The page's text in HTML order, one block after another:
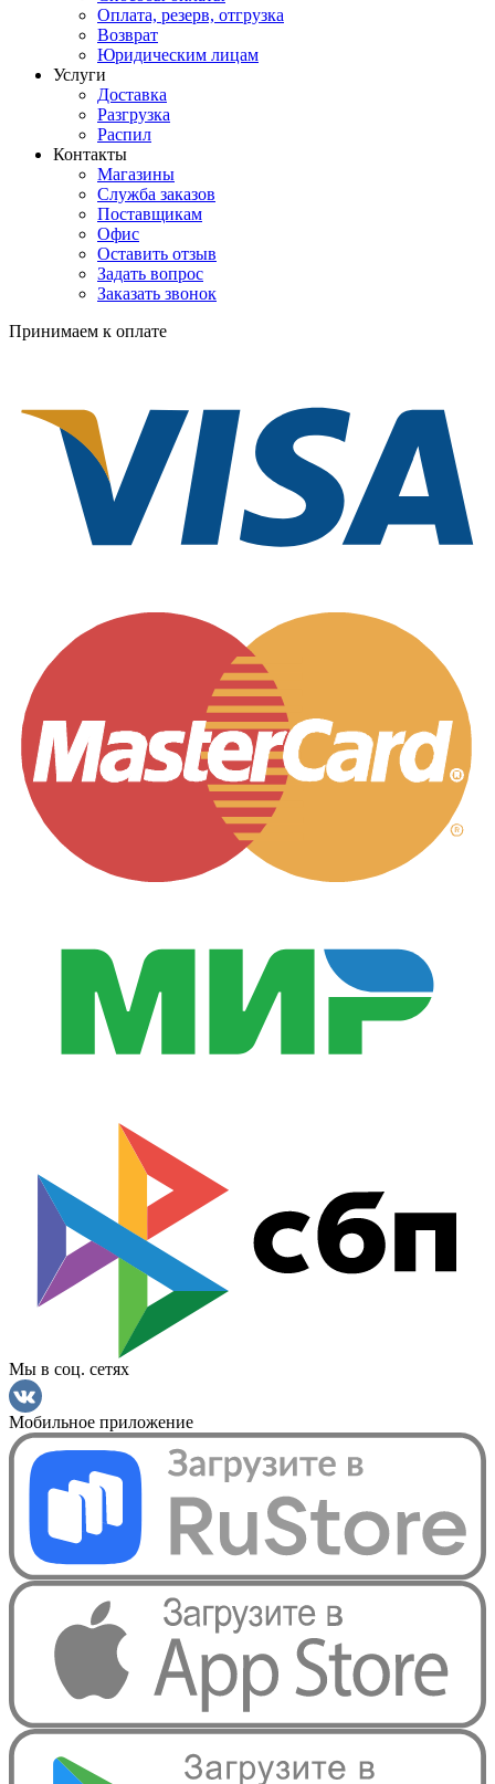
Оплата, резерв, отгрузка
Возврат
Юридическим лицам
Услуги
Доставка
Разгрузка
Распил
Контакты
Магазины
Служба заказов
Поставщикам
Офис
Оставить отзыв
Задать вопрос
Заказать звонок
Принимаем к оплате
Мы в соц. сетях
Мобильное приложение